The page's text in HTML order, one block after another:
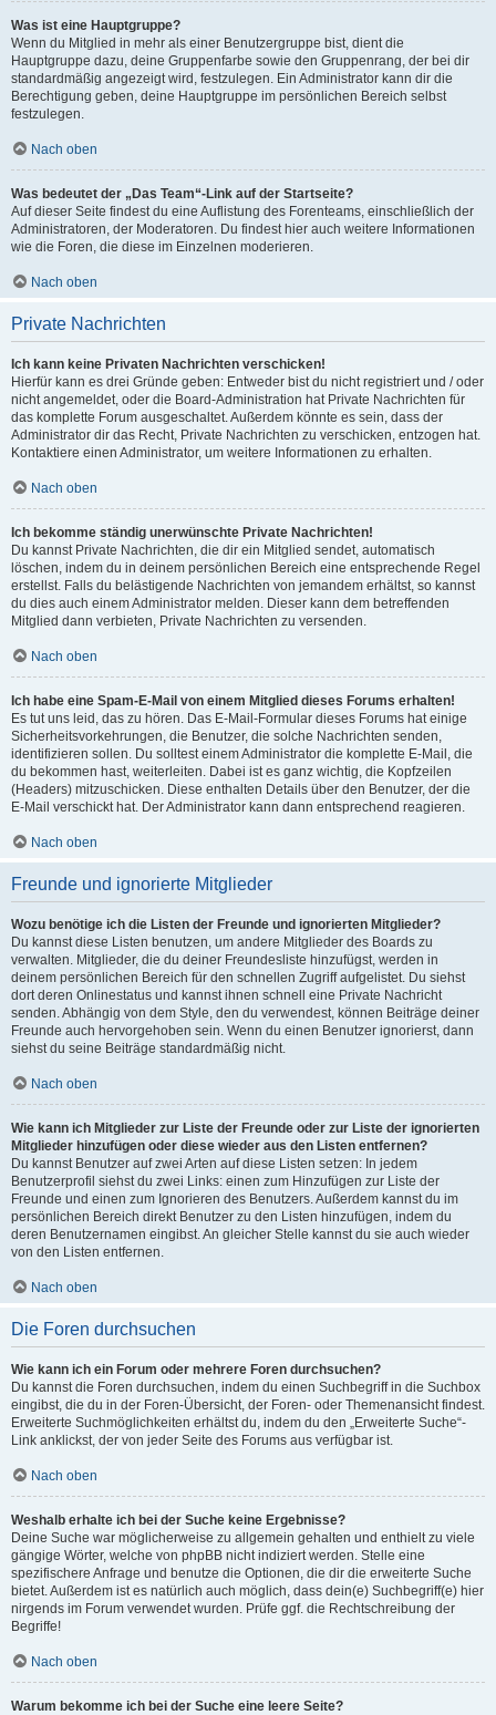
Was ist eine Hauptgruppe?
Wenn du Mitglied in mehr als einer Benutzergruppe bist, dient die
Hauptgruppe dazu, deine Gruppenfarbe sowie den Gruppenrang, der bei dir
standardmäßig angezeigt wird, festzulegen. Ein Administrator kann dir die
Berechtigung geben, deine Hauptgruppe im persönlichen Bereich selbst
festzulegen.
Nach oben
Was bedeutet der „Das Team“-Link auf der Startseite?
Auf dieser Seite findest du eine Auflistung des Forenteams, einschließlich der
Administratoren, der Moderatoren. Du findest hier auch weitere Informationen
wie die Foren, die diese im Einzelnen moderieren.
Nach oben
Private Nachrichten
Ich kann keine Privaten Nachrichten verschicken!
Hierfür kann es drei Gründe geben: Entweder bist du nicht registriert und / oder
nicht angemeldet, oder die Board-Administration hat Private Nachrichten für
das komplette Forum ausgeschaltet. Außerdem könnte es sein, dass der
Administrator dir das Recht, Private Nachrichten zu verschicken, entzogen hat.
Kontaktiere einen Administrator, um weitere Informationen zu erhalten.
Nach oben
Ich bekomme ständig unerwünschte Private Nachrichten!
Du kannst Private Nachrichten, die dir ein Mitglied sendet, automatisch
löschen, indem du in deinem persönlichen Bereich eine entsprechende Regel
erstellst. Falls du belästigende Nachrichten von jemandem erhältst, so kannst
du dies auch einem Administrator melden. Dieser kann dem betreffenden
Mitglied dann verbieten, Private Nachrichten zu versenden.
Nach oben
Ich habe eine Spam-E-Mail von einem Mitglied dieses Forums erhalten!
Es tut uns leid, das zu hören. Das E-Mail-Formular dieses Forums hat einige
Sicherheitsvorkehrungen, die Benutzer, die solche Nachrichten senden,
identifizieren sollen. Du solltest einem Administrator die komplette E-Mail, die
du bekommen hast, weiterleiten. Dabei ist es ganz wichtig, die Kopfzeilen
(Headers) mitzuschicken. Diese enthalten Details über den Benutzer, der die
E-Mail verschickt hat. Der Administrator kann dann entsprechend reagieren.
Nach oben
Freunde und ignorierte Mitglieder
Wozu benötige ich die Listen der Freunde und ignorierten Mitglieder?
Du kannst diese Listen benutzen, um andere Mitglieder des Boards zu
verwalten. Mitglieder, die du deiner Freundesliste hinzufügst, werden in
deinem persönlichen Bereich für den schnellen Zugriff aufgelistet. Du siehst
dort deren Onlinestatus und kannst ihnen schnell eine Private Nachricht
senden. Abhängig von dem Style, den du verwendest, können Beiträge deiner
Freunde auch hervorgehoben sein. Wenn du einen Benutzer ignorierst, dann
siehst du seine Beiträge standardmäßig nicht.
Nach oben
Wie kann ich Mitglieder zur Liste der Freunde oder zur Liste der ignorierten
Mitglieder hinzufügen oder diese wieder aus den Listen entfernen?
Du kannst Benutzer auf zwei Arten auf diese Listen setzen: In jedem
Benutzerprofil siehst du zwei Links: einen zum Hinzufügen zur Liste der
Freunde und einen zum Ignorieren des Benutzers. Außerdem kannst du im
persönlichen Bereich direkt Benutzer zu den Listen hinzufügen, indem du
deren Benutzernamen eingibst. An gleicher Stelle kannst du sie auch wieder
von den Listen entfernen.
Nach oben
Die Foren durchsuchen
Wie kann ich ein Forum oder mehrere Foren durchsuchen?
Du kannst die Foren durchsuchen, indem du einen Suchbegriff in die Suchbox
eingibst, die du in der Foren-Übersicht, der Foren- oder Themenansicht findest.
Erweiterte Suchmöglichkeiten erhältst du, indem du den „Erweiterte Suche“-
Link anklickst, der von jeder Seite des Forums aus verfügbar ist.
Nach oben
Weshalb erhalte ich bei der Suche keine Ergebnisse?
Deine Suche war möglicherweise zu allgemein gehalten und enthielt zu viele
gängige Wörter, welche von phpBB nicht indiziert werden. Stelle eine
spezifischere Anfrage und benutze die Optionen, die dir die erweiterte Suche
bietet. Außerdem ist es natürlich auch möglich, dass dein(e) Suchbegriff(e) hier
nirgends im Forum verwendet wurden. Prüfe ggf. die Rechtschreibung der
Begriffe!
Nach oben
Warum bekomme ich bei der Suche eine leere Seite?